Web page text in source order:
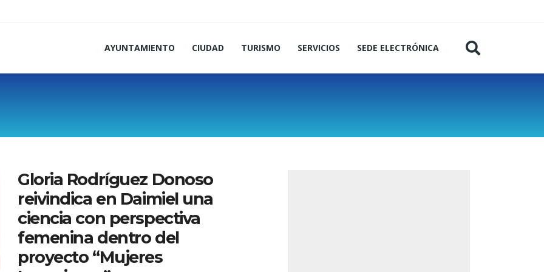
AYUNTAMIENTO CIUDAD TURISMO SERVICIOS SEDE ELECTRÓNICA
Gloria Rodríguez Donoso
reivindica en Daimiel una
ciencia con perspectiva
femenina dentro del
proyecto “Mujeres